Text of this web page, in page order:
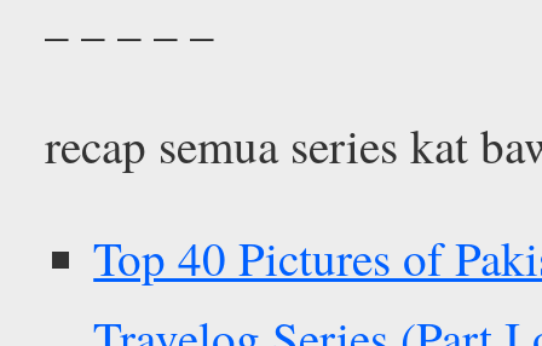
– – – – –
recap semua series kat
Top 40 Pictures of